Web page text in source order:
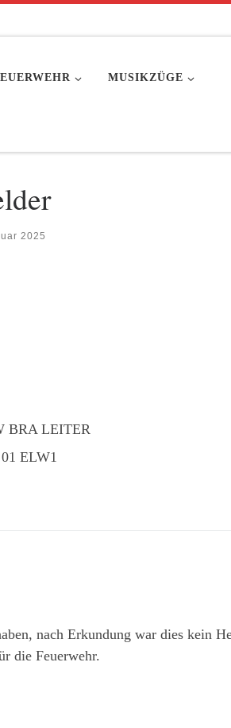
MUSIKZÜGE
2025
BRA LEITER
ELW1
nach Erkundung war dies kein
die Feuerwehr.